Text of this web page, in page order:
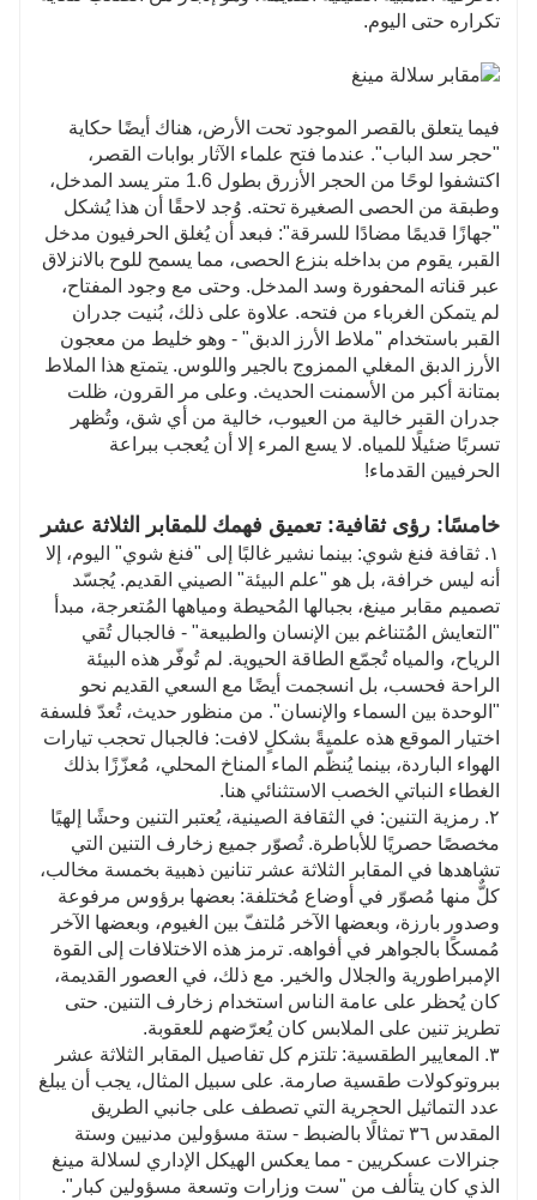
تكراره حتى اليوم.
فيما يتعلق بالقصر الموجود تحت الأرض، هناك أيضًا حكاية
"حجر سد الباب". عندما فتح علماء الآثار بوابات القصر،
اكتشفوا لوحًا من الحجر الأزرق بطول 1.6 متر يسد المدخل،
وطبقة من الحصى الصغيرة تحته. وُجد لاحقًا أن هذا يُشكل
"جهازًا قديمًا مضادًا للسرقة": فبعد أن يُغلق الحرفيون مدخل
القبر، يقوم من بداخله بنزع الحصى، مما يسمح للوح بالانزلاق
عبر قناته المحفورة وسد المدخل. وحتى مع وجود المفتاح،
لم يتمكن الغرباء من فتحه. علاوة على ذلك، بُنيت جدران
القبر باستخدام "ملاط الأرز الدبق" - وهو خليط من معجون
الأرز الدبق المغلي الممزوج بالجير واللوس. يتمتع هذا الملاط
بمتانة أكبر من الأسمنت الحديث. وعلى مر القرون، ظلت
جدران القبر خالية من العيوب، خالية من أي شق، وتُظهر
تسربًا ضئيلًا للمياه. لا يسع المرء إلا أن يُعجب ببراعة
الحرفيين القدماء!
خامسًا: رؤى ثقافية: تعميق فهمك للمقابر الثلاثة عشر
١. ثقافة فنغ شوي: بينما نشير غالبًا إلى "فنغ شوي" اليوم، إلا
أنه ليس خرافة، بل هو "علم البيئة" الصيني القديم. يُجسّد
تصميم مقابر مينغ، بجبالها المُحيطة ومياهها المُتعرجة، مبدأ
"التعايش المُتناغم بين الإنسان والطبيعة" - فالجبال تُقي
الرياح، والمياه تُجمّع الطاقة الحيوية. لم تُوفّر هذه البيئة
الراحة فحسب، بل انسجمت أيضًا مع السعي القديم نحو
"الوحدة بين السماء والإنسان". من منظور حديث، تُعدّ فلسفة
اختيار الموقع هذه علميةً بشكلٍ لافت: فالجبال تحجب تيارات
الهواء الباردة، بينما يُنظّم الماء المناخ المحلي، مُعزّزًا بذلك
الغطاء النباتي الخصب الاستثنائي هنا.
٢. رمزية التنين: في الثقافة الصينية، يُعتبر التنين وحشًا إلهيًا
مخصصًا حصريًا للأباطرة. تُصوّر جميع زخارف التنين التي
تشاهدها في المقابر الثلاثة عشر تنانين ذهبية بخمسة مخالب،
كلٌّ منها مُصوّر في أوضاع مُختلفة: بعضها برؤوس مرفوعة
وصدور بارزة، وبعضها الآخر مُلتفّ بين الغيوم، وبعضها الآخر
مُمسكًا بالجواهر في أفواهه. ترمز هذه الاختلافات إلى القوة
الإمبراطورية والجلال والخير. مع ذلك، في العصور القديمة،
كان يُحظر على عامة الناس استخدام زخارف التنين. حتى
تطريز تنين على الملابس كان يُعرّضهم للعقوبة.
٣. المعايير الطقسية: تلتزم كل تفاصيل المقابر الثلاثة عشر
ببروتوكولات طقسية صارمة. على سبيل المثال، يجب أن يبلغ
عدد التماثيل الحجرية التي تصطف على جانبي الطريق
المقدس ٣٦ تمثالًا بالضبط - ستة مسؤولين مدنيين وستة
جنرالات عسكريين - مما يعكس الهيكل الإداري لسلالة مينغ
الذي كان يتألف من "ست وزارات وتسعة مسؤولين كبار".